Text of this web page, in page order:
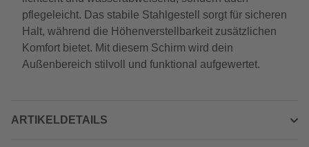
pflegeleicht. Das stabile Stahlgestell sorgt für sicheren
Halt, während die Höhenverstellbarkeit zusätzlichen
Komfort bietet. Mit diesem Schirm wird dein
Außenbereich stilvoll und funktional aufgewertet.
ARTIKELDETAILS